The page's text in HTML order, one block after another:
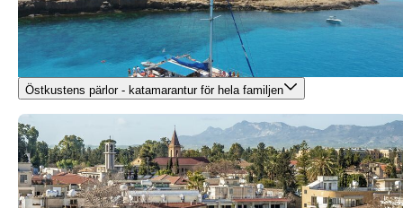
Östkustens pärlor - katamarantur för hela familjen